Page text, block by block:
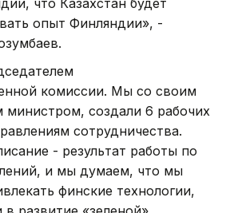
опыт Финляндии», -
комиссии. Мы со своим
министром, создали 6 рабочих
сотрудничества.
- результат работы по
и мы думаем, что мы
финские технологии,